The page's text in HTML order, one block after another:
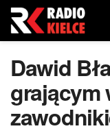
Dawid
grającym